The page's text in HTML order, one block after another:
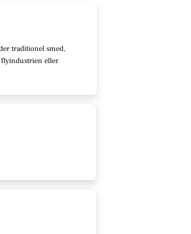
traditionel smed,
eller